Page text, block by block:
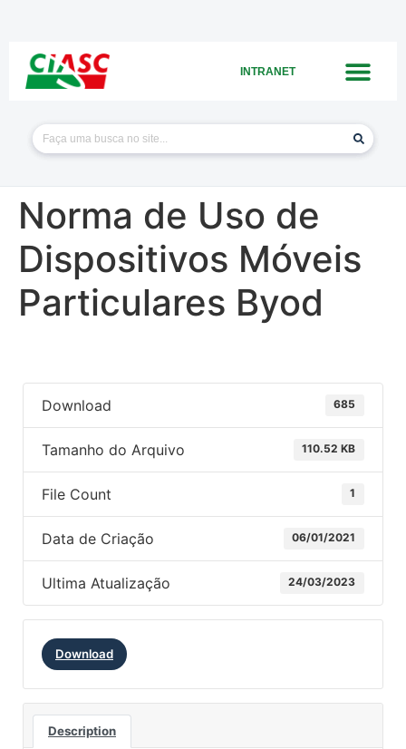
INTRANET
Norma de Uso de
Dispositivos Móveis
Particulares Byod
Download 685
Tamanho do Arquivo 110.52 KB
File Count 1
Data de Criação 06/01/2021
Ultima Atualização 24/03/2023
Download
Description